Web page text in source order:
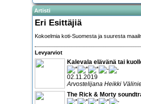
Artisti
Eri Esittäjiä
Kokoelmia koti-Suomesta ja suuresta
Levyarviot
Kalevala elävänä tai
02.11.2019
Arvostelijana Heikki
The Rick & Morty